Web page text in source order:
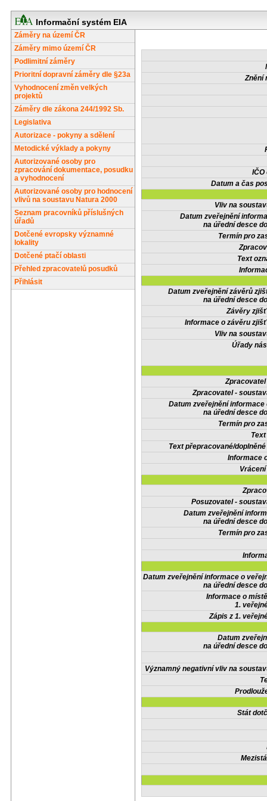
Informační systém EIA
Záměry na území ČR
Záměry mimo území ČR
Podlimitní záměry
Prioritní dopravní záměry dle §23a
Vyhodnocení změn velkých
projektů
Záměry dle zákona 244/1992 Sb.
Legislativa
Autorizace - pokyny a sdělení
Metodické výklady a pokyny
Autorizované osoby pro
zpracování dokumentace, posudku
a vyhodnocení
Autorizované osoby pro hodnocení
vlivů na soustavu Natura 2000
Seznam pracovníků příslušných
úřadů
Dotčené evropsky významné
lokality
Dotčené ptačí oblasti
Přehled zpracovatelů posudků
Přihlásit
Znění
IČO
Datum a čas
Vliv na
Datum zveřejnění
na úřední desce
Termín pro
Text
Datum zveřejnění závěrů
na úřední desce
Závěry
Informace o závěru
Vliv na
Úřady
Zpracovatel -
Datum zveřejnění informace
na úřední desce
Termín pro
Text přepracované/
Informace
Posuzovatel -
Datum zveřejnění
na úřední desce
Termín pro
Datum zveřejnění informace o
na úřední desce
Informace o
1.
Zápis z 1.
Datum
na úřední desce
Významný negativní vliv na
Stát